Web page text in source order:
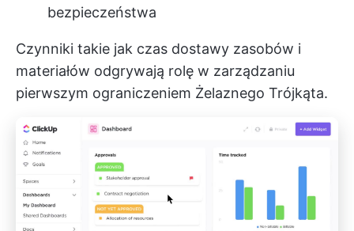
bezpieczeństwa
Czynniki takie jak czas dostawy zasobów i
materiałów odgrywają rolę w zarządzaniu
pierwszym ograniczeniem Żelaznego Trójkąta.